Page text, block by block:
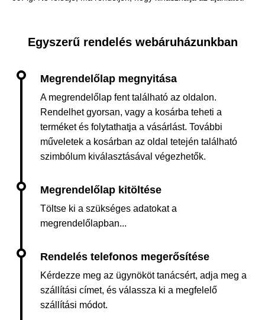
Egyszerű rendelés webáruházunkban
A megrendelőlap fent található az oldalon.
Rendelhet gyorsan, vagy a kosárba teheti a
terméket és folytathatja a vásárlást. További
műveletek a kosárban az oldal tetején található
szimbólum kiválasztásával végezhetők.
Töltse ki a szükséges adatokat a
megrendelőlapban...
Kérdezze meg az ügynököt tanácsért, adja meg a
szállítási címet, és válassza ki a megfelelő
szállítási módot.